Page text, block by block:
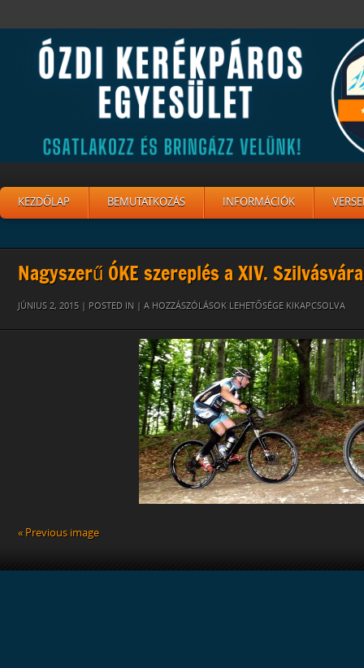
KEZDŐLAP BEMUTATKOZÁS INFORMÁCIÓK
Nagyszerű ÓKE szereplés a XIV.
JÚNIUS 2, 2015 | POSTED IN | SZILVÁS6
A HOZZÁSZÓLÁSOK LEHETŐSÉGE KIKAPCSOLVA
« Previous image